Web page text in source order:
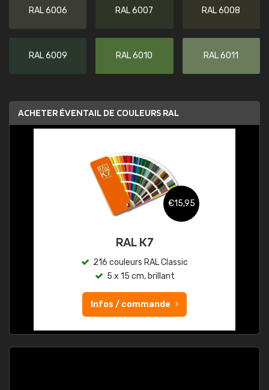
RAL 6006 RAL 6007 RAL 6008
RAL 6009 RAL 6010 RAL 6011
ACHETER ÉVENTAIL DE COULEURS RAL
€15,95
RAL K7
216 couleurs RAL Classic
5 x 15 cm, brillant
Infos / commande